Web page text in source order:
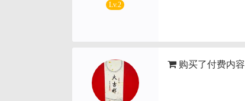
Lv.2
购买了付费内容